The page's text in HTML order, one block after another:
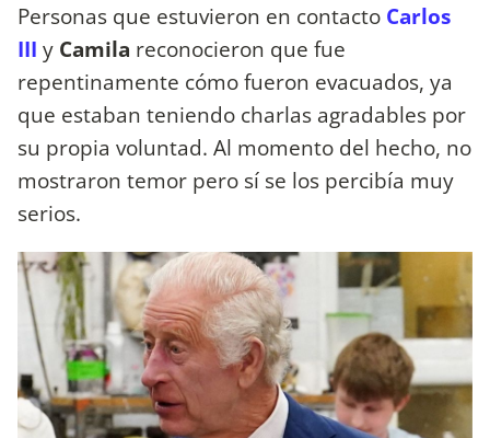
Personas que estuvieron en contacto Carlos
III y Camila reconocieron que fue
repentinamente cómo fueron evacuados, ya
que estaban teniendo charlas agradables por
su propia voluntad. Al momento del hecho, no
mostraron temor pero sí se los percibía muy
serios.